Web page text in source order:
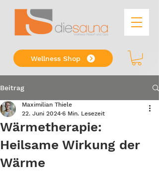
Wellness Shop
Beitrag
Wärmetherapie:
Heilsame Wirkung der
Wärme
Maximilian Thiele
22. Juni 2024 6 Min. Lesezeit